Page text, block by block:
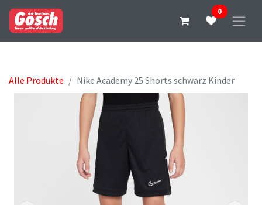
0
Alle Produkte Nike Academy 25 Shorts schwarz Kinder